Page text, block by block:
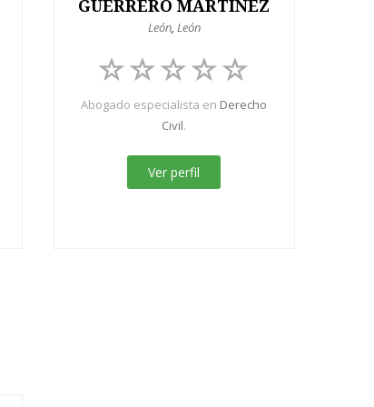
GUERRERO MARTINEZ
León, León
Abogado especialista en Derecho
Civil.
Ver perfil